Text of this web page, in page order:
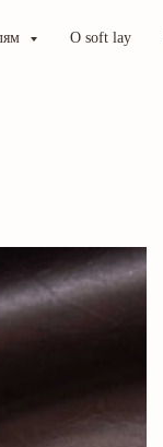
О soft lay